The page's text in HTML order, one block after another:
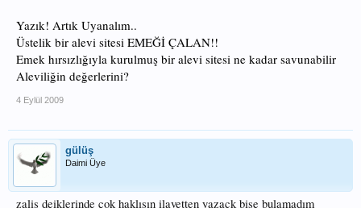
Yazık! Artık Uyanalım..
Üstelik bir alevi sitesi EMEĞİ ÇALAN!!
Emek hırsızlığıyla kurulmuş bir alevi sitesi ne kadar savunabilir
Aleviliğin değerlerini?
4 Eylül 2009
gülüş
Daimi Üye
zaliş deiklerinde çok haklısın ilavetten yazack bişe bulamadım